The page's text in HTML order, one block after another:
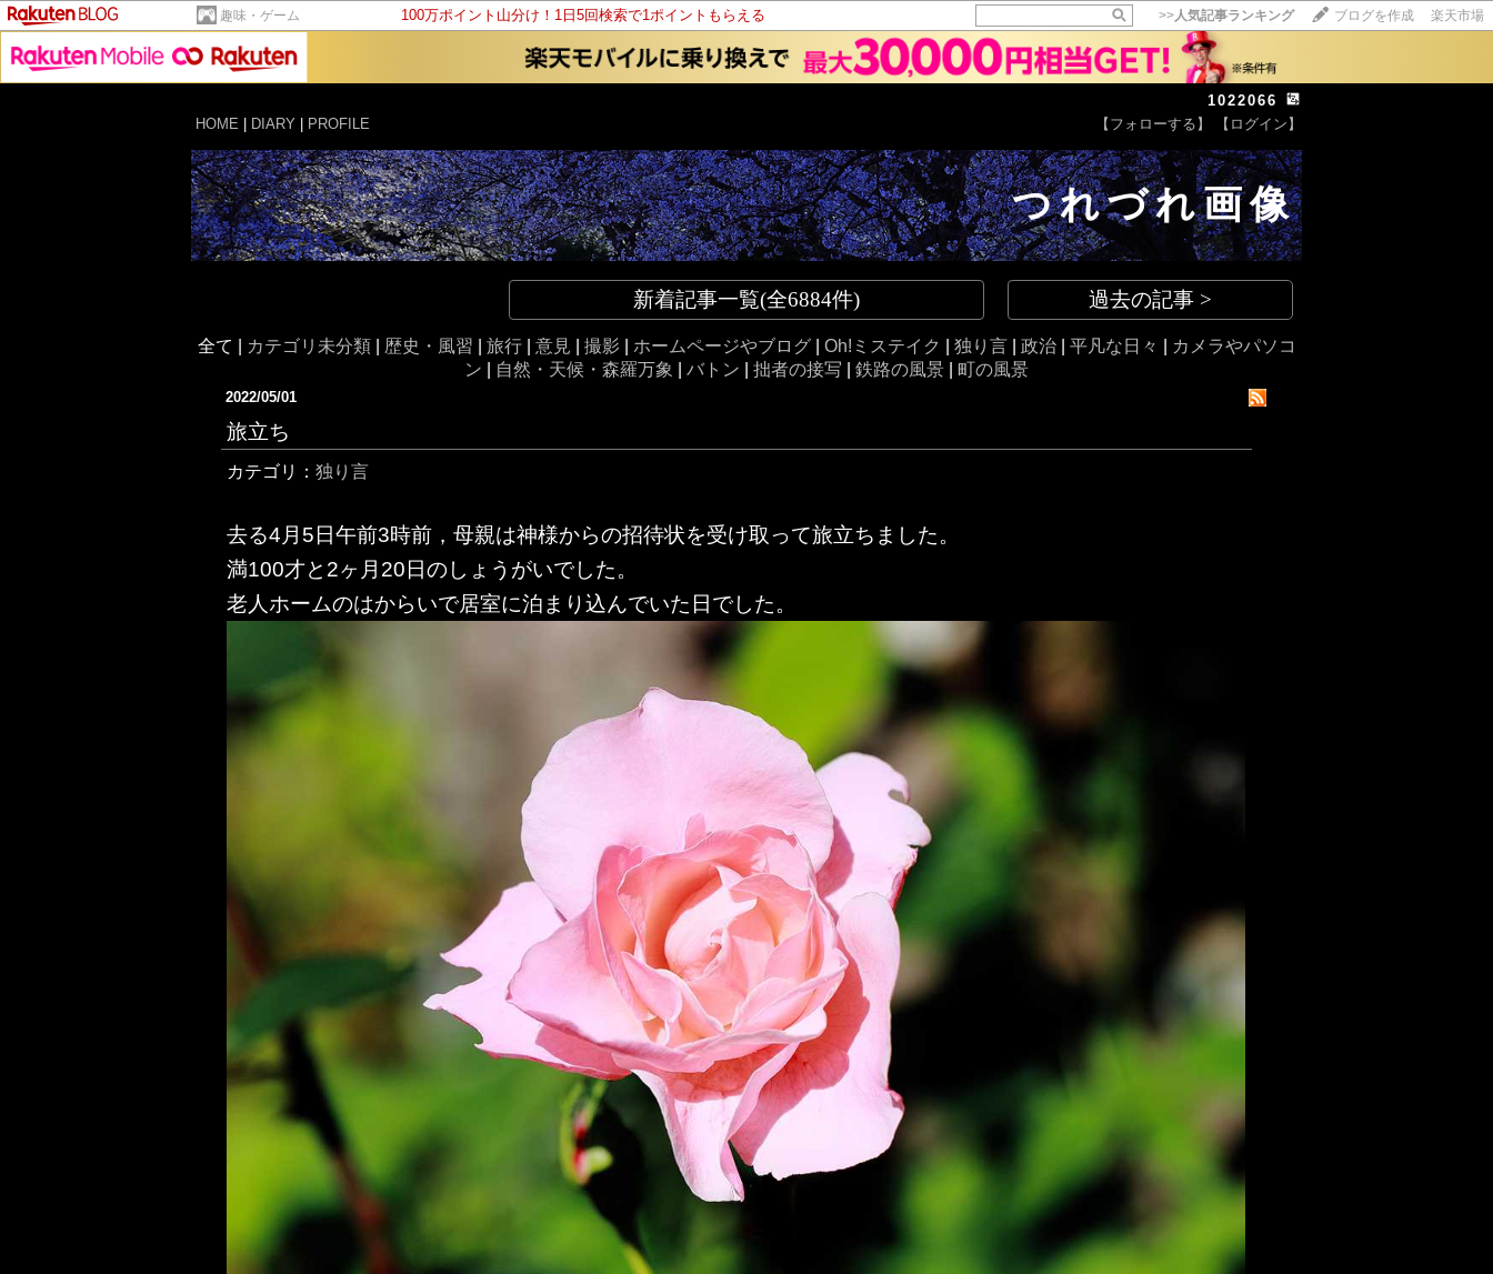
趣味・ゲーム 100万ポイント山分け！1日5回検索で1ポイントもらえる >>人気記事ランキング ブログを作成 楽天市場
1022066
HOME
DIARY PROFILE 【フォローする】 【ログイン】
つれづれ画像
15記事にいいね！で1ポイント
10秒滞在
いいね!
新着記事一覧(全6884件) 過去の記事 >
全て | カテゴリ未分類| 歴史・風習 旅行| 意見 撮影 ホームページやブログ| Oh!ミステイク 独り言| 政治| 平凡な日々
カメラやパソコ
ン
自然・天候・森羅万象 バトン 拙者の接写 鉄路の風景 町の風景
2022/05/01
旅立ち
カテゴリ： 独り言
去る4月5日午前3時前，母親は神様からの招待状を受け取って旅立ちました。
満100才と2ヶ月20日のしょうがいでした。
老人ホームのはからいで居室に泊まり込んでいた日でした。